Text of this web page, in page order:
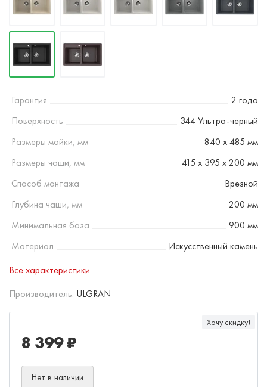
Гарантия
2 года
Поверхность
344 Ультра-черный
Размеры мойки, мм
840 х 485 мм
Размеры чаши, мм
415 х 395 х 200 мм
Способ монтажа
Врезной
Глубина чаши, мм
200 мм
Минимальная база
900 мм
Материал
Искусственный камень
Все характеристики
Производитель: ULGRAN
Хочу скидку!
8 399 ₽
Нет в наличии